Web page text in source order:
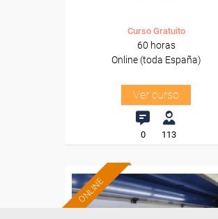
Curso Gratuito
60 horas
Online (toda España)
Ver curso
0 113
ONLINE